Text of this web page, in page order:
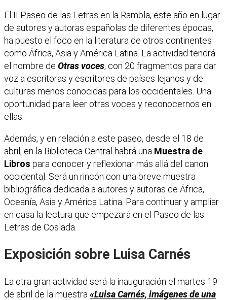
El II Paseo de las Letras en la Rambla, este año en lugar
de autores y autoras españolas de diferentes épocas,
ha puesto el foco en la literatura de otros continentes
como África, Asia y América Latina. La actividad tendrá
el nombre de Otras voces, con 20 fragmentos para dar
voz a escritoras y escritores de países lejanos y de
culturas menos conocidas para los occidentales. Una
oportunidad para leer otras voces y reconocernos en
ellas.
Además, y en relación a este paseo, desde el 18 de
abril, en la Biblioteca Central habrá una Muestra de
Libros para conocer y reflexionar más allá del canon
occidental. Será un rincón con una breve muestra
bibliográfica dedicada a autores y autoras de África,
Oceanía, Asia y América Latina. Para continuar y ampliar
en casa la lectura que empezará en el Paseo de las
Letras de Coslada.
Exposición sobre Luisa Carnés
La otra gran actividad será la inauguración el martes 19
de abril de la muestra «Luisa Carnés, imágenes de una